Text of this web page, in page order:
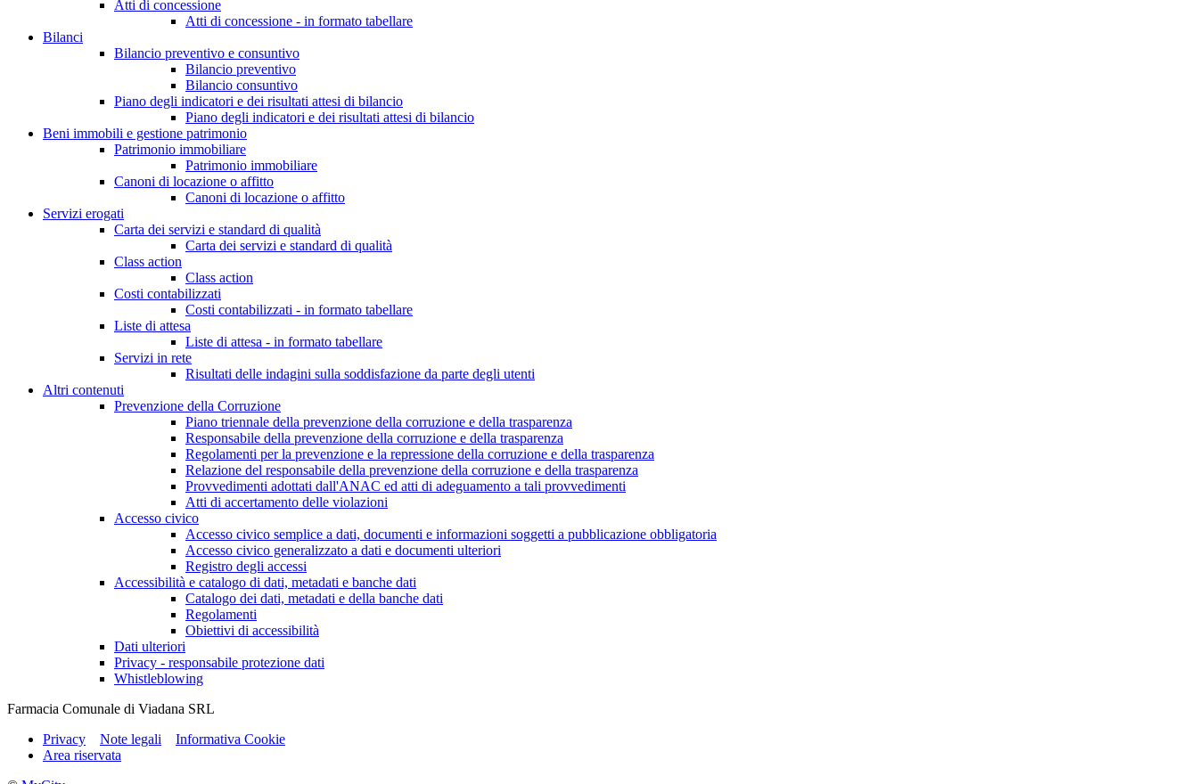
Atti di concessione
Atti di concessione - in formato tabellare
Bilanci
Bilancio preventivo e consuntivo
Bilancio preventivo
Bilancio consuntivo
Piano degli indicatori e dei risultati attesi di bilancio
Piano degli indicatori e dei risultati attesi di bilancio
Beni immobili e gestione patrimonio
Patrimonio immobiliare
Patrimonio immobiliare
Canoni di locazione o affitto
Canoni di locazione o affitto
Servizi erogati
Carta dei servizi e standard di qualità
Carta dei servizi e standard di qualità
Class action
Class action
Costi contabilizzati
Costi contabilizzati - in formato tabellare
Liste di attesa
Liste di attesa - in formato tabellare
Servizi in rete
Risultati delle indagini sulla soddisfazione da parte degli utenti
Altri contenuti
Prevenzione della Corruzione
Piano triennale della prevenzione della corruzione e della trasparenza
Responsabile della prevenzione della corruzione e della trasparenza
Regolamenti per la prevenzione e la repressione della corruzione e della trasparenza
Relazione del responsabile della prevenzione della corruzione e della trasparenza
Provvedimenti adottati dall'ANAC ed atti di adeguamento a tali provvedimenti
Atti di accertamento delle violazioni
Accesso civico
Accesso civico semplice a dati, documenti e informazioni soggetti a pubblicazione obbligatoria
Accesso civico generalizzato a dati e documenti ulteriori
Registro degli accessi
Accessibilità e catalogo di dati, metadati e banche dati
Catalogo dei dati, metadati e della banche dati
Regolamenti
Obiettivi di accessibilità
Dati ulteriori
Privacy - responsabile protezione dati
Whistleblowing
Farmacia Comunale di Viadana SRL
Privacy
Note legali
Informativa Cookie
Area riservata